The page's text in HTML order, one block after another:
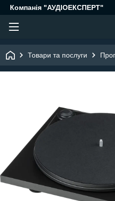
Компанія "АУДІОЕКСПЕРТ"
Товари та послуги